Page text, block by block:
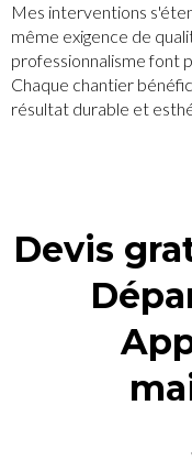
Mes interventions
même exigence de
professionnalisme font
Chaque chantier
résultat durable et
Devis